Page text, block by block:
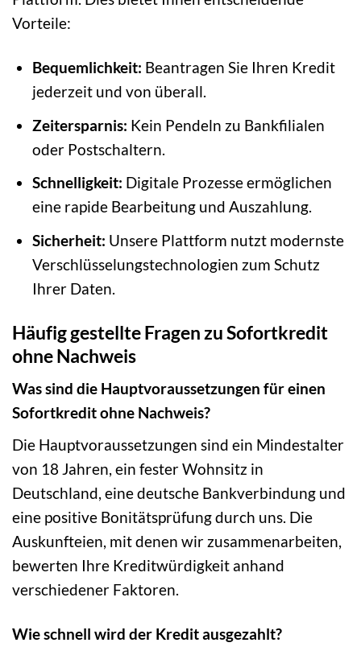
Vorteile:
Bequemlichkeit: Beantragen Sie Ihren Kredit
jederzeit und von überall.
Zeitersparnis: Kein Pendeln zu Bankfilialen
oder Postschaltern.
Schnelligkeit: Digitale Prozesse ermöglichen
eine rapide Bearbeitung und Auszahlung.
Sicherheit: Unsere Plattform nutzt modernste
Verschlüsselungstechnologien zum Schutz
Ihrer Daten.
Häufig gestellte Fragen zu Sofortkredit
ohne Nachweis
Was sind die Hauptvoraussetzungen für einen
Sofortkredit ohne Nachweis?
Die Hauptvoraussetzungen sind ein Mindestalter
von 18 Jahren, ein fester Wohnsitz in
Deutschland, eine deutsche Bankverbindung und
eine positive Bonitätsprüfung durch uns. Die
Auskunfteien, mit denen wir zusammenarbeiten,
bewerten Ihre Kreditwürdigkeit anhand
verschiedener Faktoren.
Wie schnell wird der Kredit ausgezahlt?